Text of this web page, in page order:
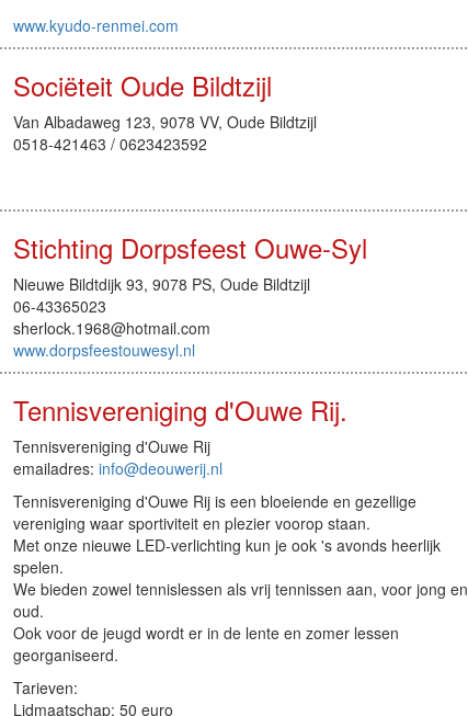
www.kyudo-renmei.com
Sociëteit Oude Bildtzijl
Van Albadaweg 123, 9078 VV, Oude Bildtzijl
0518-421463 / 0623423592
Stichting Dorpsfeest Ouwe-Syl
Nieuwe Bildtdijk 93, 9078 PS, Oude Bildtzijl
06-43365023
sherlock.1968@hotmail.com
www.dorpsfeestouwesyl.nl
Tennisvereniging d'Ouwe Rij.
Tennisvereniging d'Ouwe Rij
emailadres: info@deouwerij.nl
Tennisvereniging d'Ouwe Rij is een bloeiende en gezellige
vereniging waar sportiviteit en plezier voorop staan.
Met onze nieuwe LED-verlichting kun je ook 's avonds heerlijk
spelen.
We bieden zowel tennislessen als vrij tennissen aan, voor jong en
oud.
Ook voor de jeugd wordt er in de lente en zomer lessen
georganiseerd.
Tarieven:
Lidmaatschap: 50 euro